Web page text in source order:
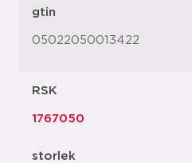
gtin
05022050013422
RSK
1767050
storlek